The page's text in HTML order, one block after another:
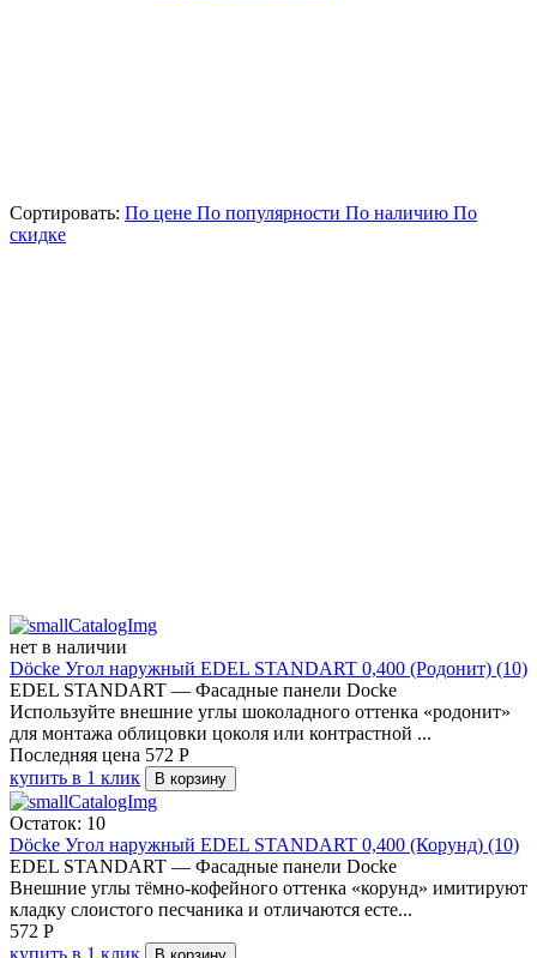
Сортировать: По цене По популярности По наличию По
скидке
нет в наличии
Döcke Угол наружный EDEL STANDART 0,400 (Родонит) (10)
EDEL STANDART — Фасадные панели Docke
Используйте внешние углы шоколадного оттенка «родонит»
для монтажа облицовки цоколя или контрастной ...
Последняя цена 572 Р
купить в 1 клик
В корзину
Остаток: 10
Döcke Угол наружный EDEL STANDART 0,400 (Корунд) (10)
EDEL STANDART — Фасадные панели Docke
Внешние углы тёмно-кофейного оттенка «корунд» имитируют
кладку слоистого песчаника и отличаются есте...
572 Р
купить в 1 клик